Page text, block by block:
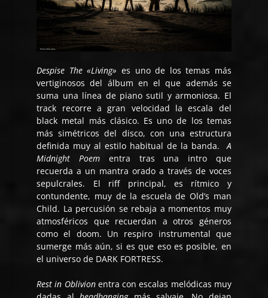
Despise The «Living» es uno de los temas más
vertiginosos del álbum en el que además se
suma una línea de piano sutil y armoniosa. El
track recorre a gran velocidad la escala del
black metal más clásico. Es uno de los temas
más simétricos del disco, con una estructura
definida muy al estilo habitual de la banda. A
Midnight Poementra tras una intro que
recuerda a un mantra orado a través de voces
sepulcrales. El riff principal, es rítmico y
contundente, muy de la escuela de Old’s man
Child. La percusión se rebaja a momentos muy
atmosféricos que recuerdan a otros géneros
como el doom. Un respiro instrumental que
sumerge más aún, si es que eso es posible, en
el universo de DARK FORTRESS.
Rest in Oblivionentra con escalas melódicas muy